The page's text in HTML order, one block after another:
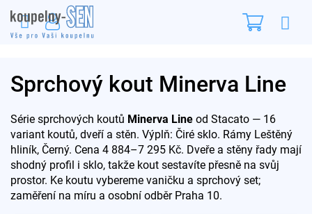
na
obsah
Sprchový kout Minerva Line
Série sprchových koutů Minerva Line od Stacato — 16
variant koutů, dveří a stěn. Výplň: Čiré sklo. Rámy Leštěný
hliník, Černý. Cena 4 884–7 295 Kč. Dveře a stěny řady mají
shodný profil i sklo, takže kout sestavíte přesně na svůj
prostor. Ke koutu vybereme vaničku a sprchový set;
zaměření na míru a osobní odběr Praha 10.